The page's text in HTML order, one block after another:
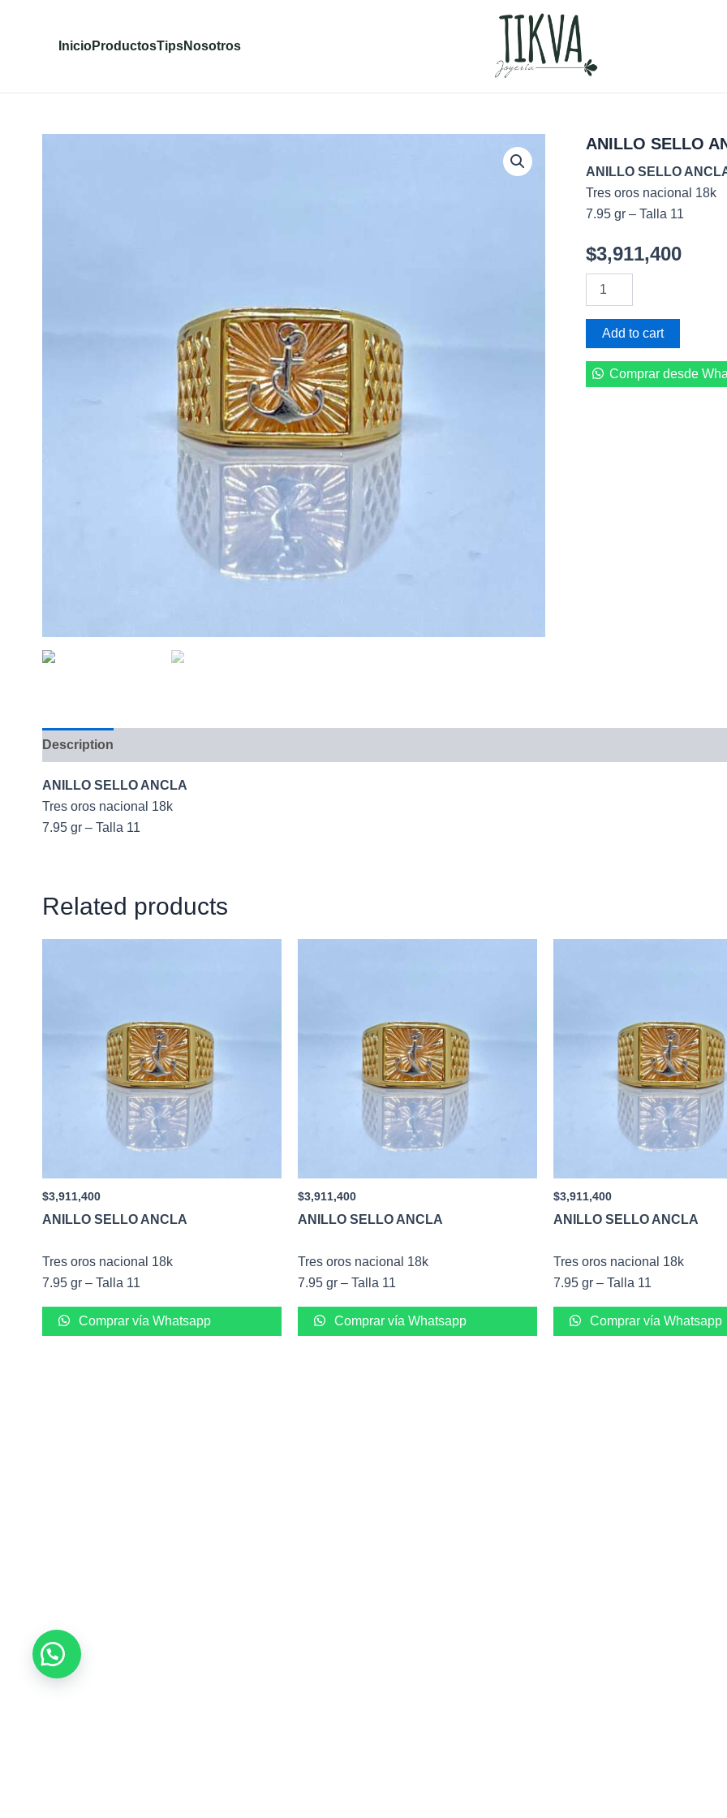
InicioProductosTipsNosotros
ANILLO SELLO
ANILLO SELLO
Tres oros nacional 18k
7.95 gr – Talla 11
$3,911,400
SELLO
quantity
Add to cart
Comprar desde
Description
ANILLO SELLO ANCLA
Tres oros nacional 18k
7.95 gr – Talla 11
Related products
$3,911,400
ANILLO SELLO ANCLA
Tres oros nacional 18k
7.95 gr – Talla 11
Comprar vía Whatsapp
$3,911,400
ANILLO SELLO ANCLA
Tres oros nacional 18k
7.95 gr – Talla 11
Comprar vía Whatsapp
$3,911,400
ANILLO SELLO ANCLA
Tres oros nacional 18k
7.95 gr – Talla 11
Comprar vía Whatsapp